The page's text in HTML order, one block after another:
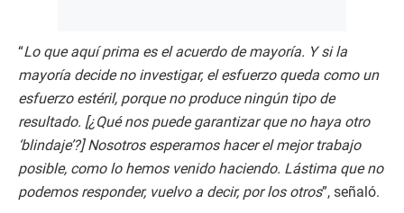
“Lo que aquí prima es el acuerdo de mayoría. Y si la
mayoría decide no investigar, el esfuerzo queda como un
esfuerzo estéril, porque no produce ningún tipo de
resultado. [¿Qué nos puede garantizar que no haya otro
‘blindaje’?] Nosotros esperamos hacer el mejor trabajo
posible, como lo hemos venido haciendo. Lástima que no
podemos responder, vuelvo a decir, por los otros”, señaló.